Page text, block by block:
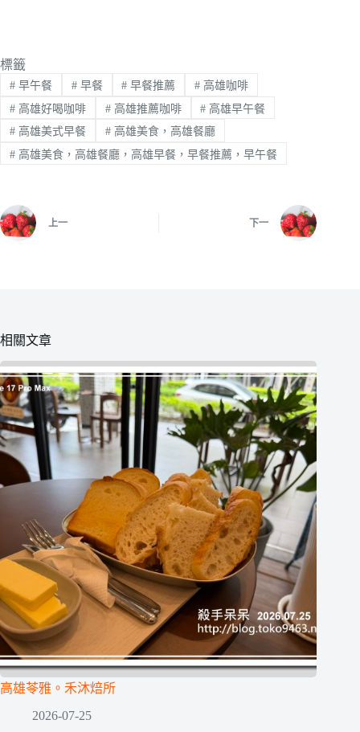
標籤
#早午餐 #早餐 # 早餐推薦 # 高雄咖啡
#高雄好喝咖啡 #高雄推薦咖啡 # 高雄早午餐
#高雄美式早餐 #高雄美食，高雄餐廳
#高雄美食，高雄餐廳，高雄早餐，早餐推薦，早午餐
上一 下一
相關文章
高雄苓雅。禾沐焙所
2026-07-25